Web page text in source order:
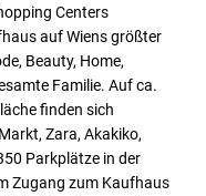
Centers
auf Wiens größter
Beauty, Home,
Familie. Auf ca.
finden sich
Zara, Akakiko,
Parkplätze in der
Zugang zum Kaufhaus